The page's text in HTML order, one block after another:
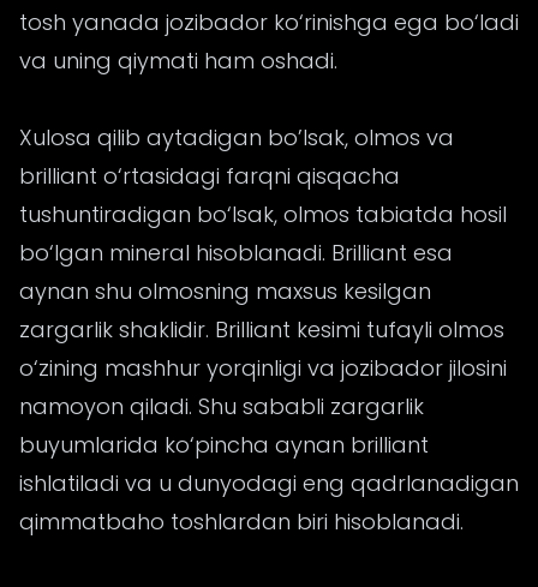
tosh yanada jozibador ko‘rinishga ega bo‘ladi
va uning qiymati ham oshadi.
Xulosa qilib aytadigan bo’lsak, olmos va
brilliant o‘rtasidagi farqni qisqacha
tushuntiradigan bo‘lsak, olmos tabiatda hosil
bo‘lgan mineral hisoblanadi. Brilliant esa
aynan shu olmosning maxsus kesilgan
zargarlik shaklidir. Brilliant kesimi tufayli olmos
o‘zining mashhur yorqinligi va jozibador jilosini
namoyon qiladi. Shu sababli zargarlik
buyumlarida ko‘pincha aynan brilliant
ishlatiladi va u dunyodagi eng qadrlanadigan
qimmatbaho toshlardan biri hisoblanadi.